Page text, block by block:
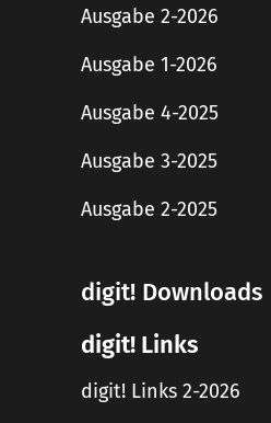
Ausgabe 2-2026
Ausgabe 1-2026
Ausgabe 4-2025
Ausgabe 3-2025
Ausgabe 2-2025
digit! Downloads
digit! Links
digit! Links 2-2026